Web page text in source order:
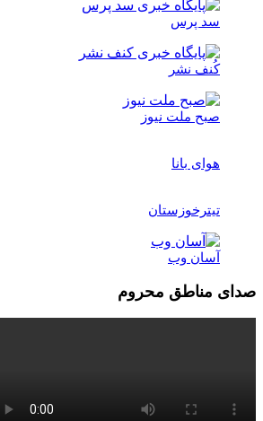
سد پرس
کُنف نشر
صبح ملت نیوز
هوای بانا
تیترخوزستان
آسان وب
صدای مناطق محروم